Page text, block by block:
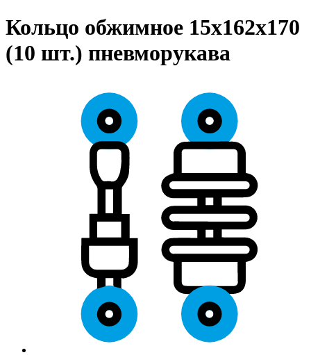
Кольцо обжимное 15х162х170
(10 шт.) пневморукава